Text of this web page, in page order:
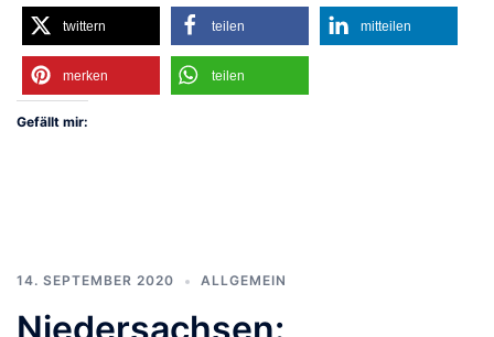
twittern teilen mitteilen
merken teilen
Gefällt mir:
14. SEPTEMBER 2020 ALLGEMEIN